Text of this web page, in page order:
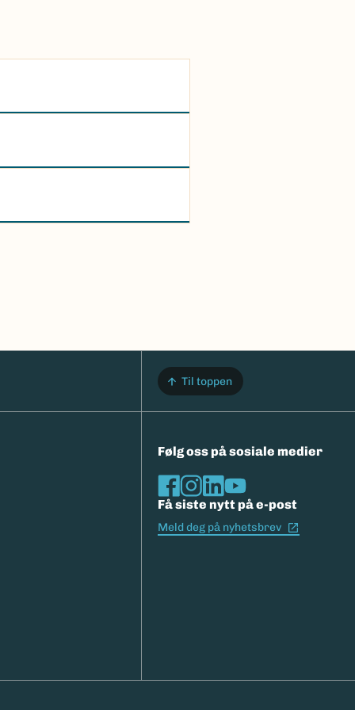
Til toppen
Følg oss på sosiale medier
Få siste nytt på e-post
Meld deg på nyhetsbrev